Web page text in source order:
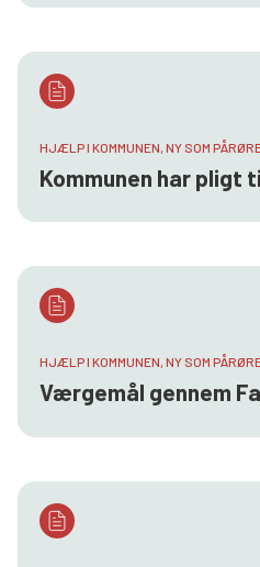
HJÆLP I KOMMUNEN, NY SOM
Kommunen har pligt
HJÆLP I KOMMUNEN, NY SOM
Værgemål gennem